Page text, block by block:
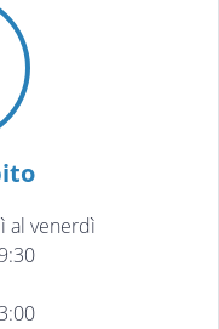
al venerdì